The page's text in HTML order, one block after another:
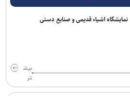
نمایشگاه اشیاء قدیمی و صنایع دستی
بیش
تر